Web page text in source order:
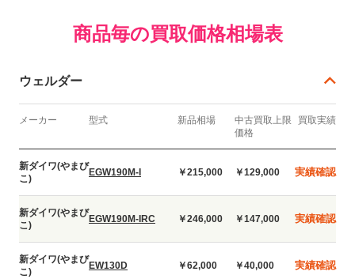
商品毎の買取価格相場表
ウェルダー
メーカー 型式 新品相場
中古買取上限
価格
買取実績
新ダイワ(やまび
こ)
EGW190M-I ￥215,000 ￥129,000 実績確認
新ダイワ(やまび
こ)
EGW190M-IRC ￥246,000 ￥147,000 実績確認
新ダイワ(やまび
こ)
EW130D ￥62,000 ￥40,000 実績確認